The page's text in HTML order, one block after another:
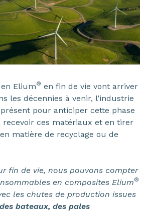
Elium® en fin de vie vont arriver
les décennies à venir, l’industrie
pour anticiper cette phase
recevoir ces matériaux et en tirer
matière de recyclage ou de
fin de vie, nous pouvons compter
en composites Elium®
les chutes de production issues
bateaux, des pales